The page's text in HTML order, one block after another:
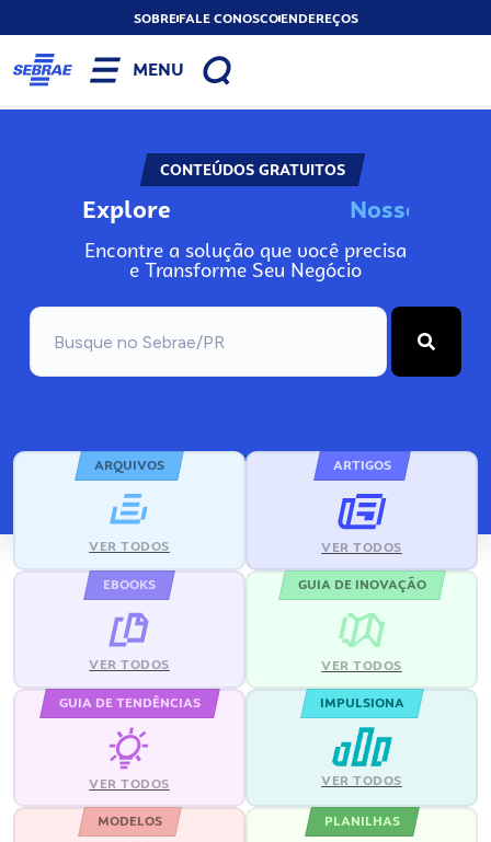
SOBREFALE CONOSCOENDEREÇOS
MENU
CONTEÚDOS GRATUITOS
Explore Nos
Encontre a solução que você precisa
e Transforme Seu Negócio
ARQUIVOS
VER TODOS
ARTIGOS
VER TODOS
EBOOKS
VER TODOS
GUIA DE INOVAÇÃO
VER TODOS
GUIA DE TENDÊNCIAS
VER TODOS
IMPULSIONA
VER TODOS
MODELOS PLANILHAS